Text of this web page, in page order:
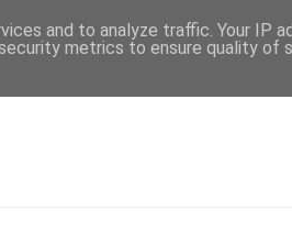
and to analyze traffic. Your IP
metrics to ensure quality of